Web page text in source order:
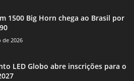
1500 Big Horn chega ao Brasil por
de 2026
LED Globo abre inscrições para o